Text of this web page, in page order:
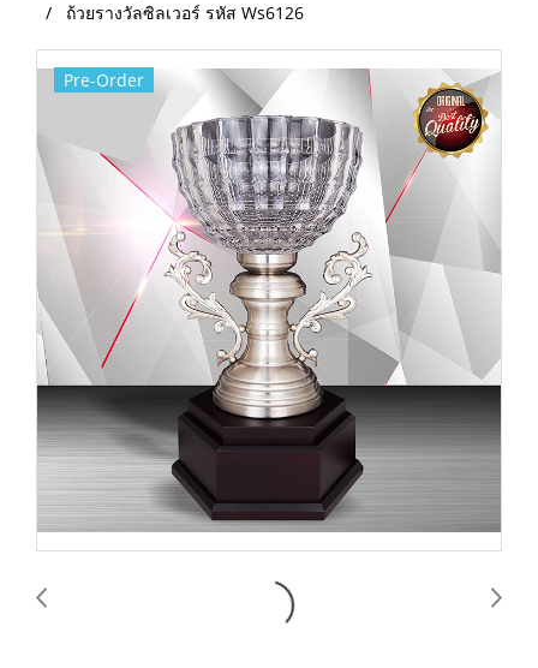
ถ้วยรางวัลซิลเวอร์ รหัส Ws6126
Pre-Order